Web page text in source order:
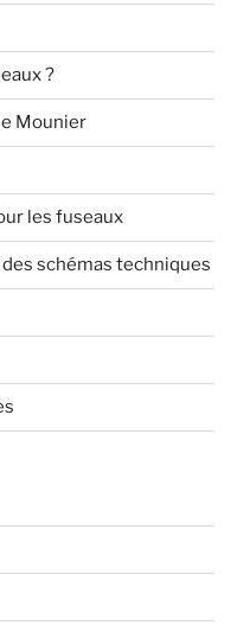
?
Mounier
les fuseaux
schémas techniques